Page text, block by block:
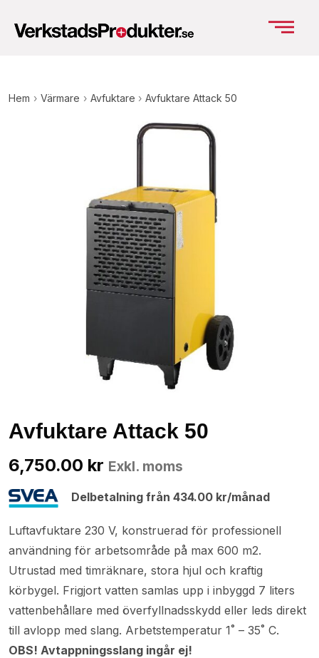
Hem › Värmare › Avfuktare › Avfuktare Attack 50
Delbetalning från 434.00 kr/månad
6,750.00 kr Exkl. moms
Avfuktare Attack 50
Luftavfuktare 230 V, konstruerad för professionell
användning för arbetsområde på max 600 m2.
Utrustad med timräknare, stora hjul och kraftig
körbygel. Frigjort vatten samlas upp i inbyggd 7 liters
vattenbehållare med överfyllnadsskydd eller leds direkt
till avlopp med slang. Arbetstemperatur 1˚ – 35˚ C.
OBS! Avtappningsslang ingår ej!